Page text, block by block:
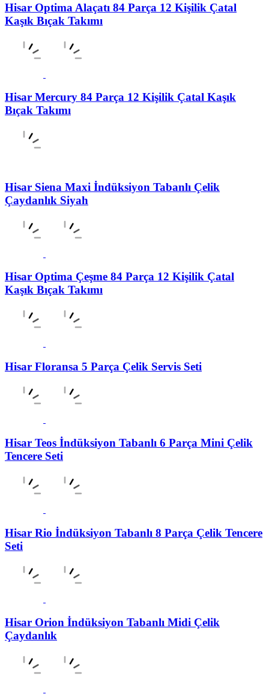
Hisar Optima Alaçatı 84 Parça 12 Kişilik Çatal
Kaşık Bıçak Takımı
Hisar Mercury 84 Parça 12 Kişilik Çatal Kaşık
Bıçak Takımı
Hisar Siena Maxi İndüksiyon Tabanlı Çelik
Çaydanlık Siyah
Hisar Optima Çeşme 84 Parça 12 Kişilik Çatal
Kaşık Bıçak Takımı
Hisar Floransa 5 Parça Çelik Servis Seti
Hisar Teos İndüksiyon Tabanlı 6 Parça Mini Çelik
Tencere Seti
Hisar Rio İndüksiyon Tabanlı 8 Parça Çelik Tencere
Seti
Hisar Orion İndüksiyon Tabanlı Midi Çelik
Çaydanlık